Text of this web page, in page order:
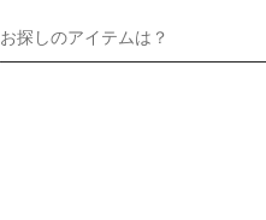
お探しのアイテムは？